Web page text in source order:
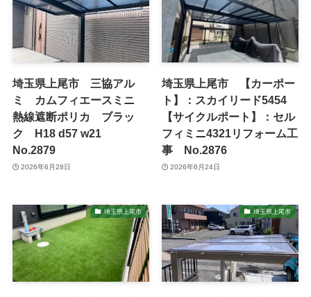
埼玉県上尾市 三協アル
ミ カムフィエースミニ
熱線遮断ポリカ ブラッ
ク H18 d57 w21
No.2879
2026年6月28日
埼玉県上尾市 【カーポー
ト】：スカイリード5454
【サイクルポート】：セル
フィミニ4321リフォーム工
事 No.2876
2026年6月24日
埼玉県上尾市 埼玉県上尾市